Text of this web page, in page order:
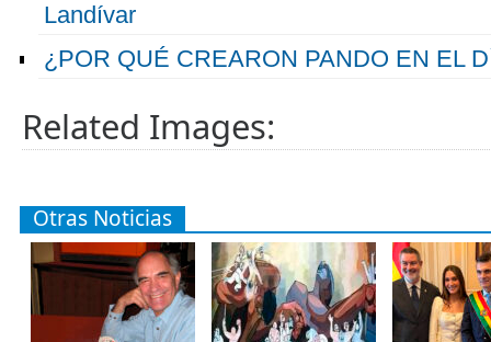
Landívar
¿POR QUÉ CREARON PANDO EN EL
Related Images:
Otras Noticias